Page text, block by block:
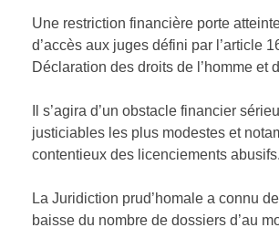
Droit civil
Avocat de l’enfant
Protection juridique
Une restriction financière porte
d’accès aux juges défini par l’article
Déclaration des droits de l’homme et
Il s’agira d’un obstacle financier
justiciables les plus modestes et
contentieux des licenciements abusifs.
La Juridiction prud’homale a connu
baisse du nombre de dossiers d’au